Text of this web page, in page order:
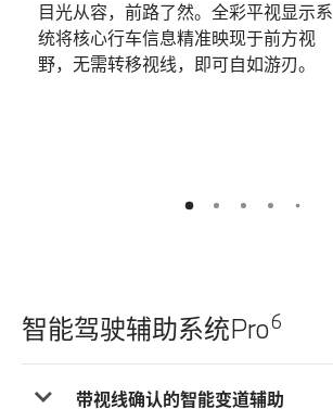
目光从容，前路了然。全彩平视显示系
统将核心行车信息精准映现于前方视
野，无需转移视线，即可自如游刃。
1 2 3 4 5
智能驾驶辅助系统Pro6
带视线确认的智能变道辅助